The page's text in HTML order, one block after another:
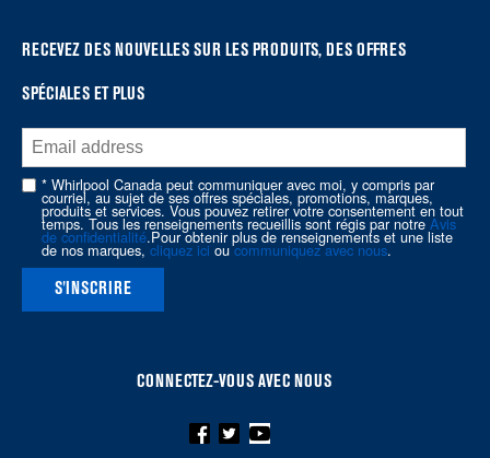
end
page
RECEVEZ DES NOUVELLES SUR LES PRODUITS, DES OFFRES
SPÉCIALES ET PLUS
* Whirlpool Canada peut communiquer avec moi, y compris par
courriel, au sujet de ses offres spéciales, promotions, marques,
produits et services. Vous pouvez retirer votre consentement en tout
temps. Tous les renseignements recueillis sont régis par notre Avis
de confidentialité.Pour obtenir plus de renseignements et une liste
de nos marques, cliquez ici oucommuniquez avec nous.
S'INSCRIRE
CONNECTEZ-VOUS AVEC NOUS